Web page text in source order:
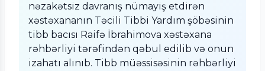
nəzakətsiz davranış nümayiş etdirən
xəstəxananın Təcili Tibbi Yardım şöbəsinin
tibb bacısı Raifə İbrahimova xəstəxana
rəhbərliyi tərəfindən qəbul edilib və onun
izahatı alınıb. Tibb müəssisəsinin rəhbərliyi